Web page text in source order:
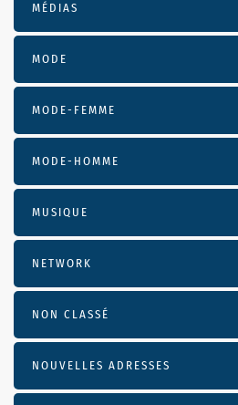
MÉDIAS
MODE
MODE-FEMME
MODE-HOMME
MUSIQUE
NETWORK
NON CLASSÉ
NOUVELLES ADRESSES